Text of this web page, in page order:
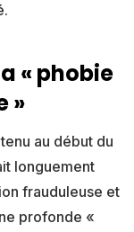
« phobie
»
au début du
longuement
frauduleuse et
profonde «